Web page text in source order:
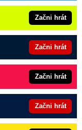
Začni hrát
Začni hrát
Začni hrát
Začni hrát